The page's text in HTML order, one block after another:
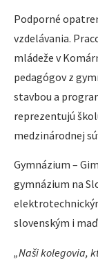
Podporné
vzdelávania.
mládeže v
pedagógov z
stavbou a
reprezentujú
medzinárodnej
Gymnázium –
gymnázium na
slovenským i
„Naši kolegovia,